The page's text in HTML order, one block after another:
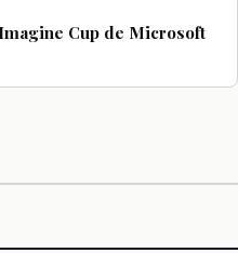
Cup de Microsoft